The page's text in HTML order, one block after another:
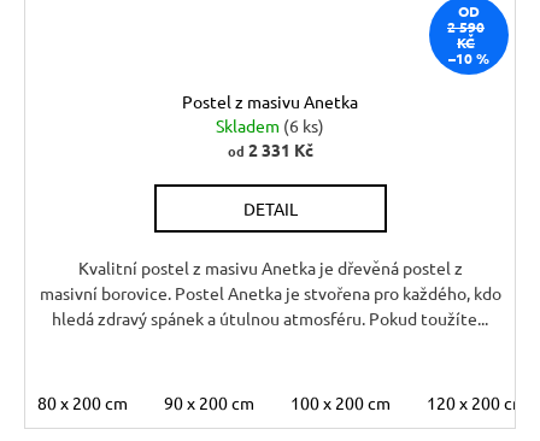
OD
2 590
KČ
–10 %
Postel z masivu Anetka
Skladem (6 ks)
od 2 331 Kč
DETAIL
Kvalitní postel z masivu Anetka je dřevěná postel z
masivní borovice. Postel Anetka je stvořena pro každého, kdo
hledá zdravý spánek a útulnou atmosféru. Pokud toužíte...
80 x 200 cm 90 x 200 cm 100 x 200 cm 120 x 200 cm